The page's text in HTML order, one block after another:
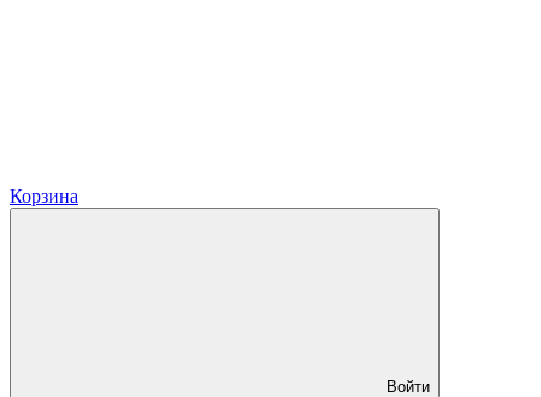
Корзина
Войти